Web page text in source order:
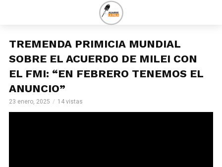
TREMENDA PRIMICIA MUNDIAL
SOBRE EL ACUERDO DE MILEI CON
EL FMI: “EN FEBRERO TENEMOS EL
ANUNCIO”
23 enero, 2025 14 vistas